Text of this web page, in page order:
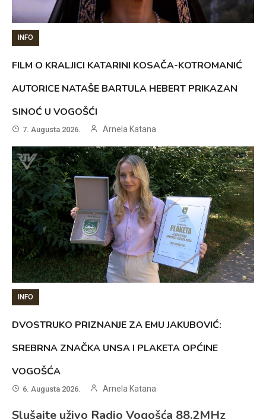
INFO
FILM O KRALJICI KATARINI KOSAČA-KOTROMANIĆ
AUTORICE NATAŠE BARTULA HEBERT PRIKAZAN
SINOĆ U VOGOŠĆI
7. Augusta 2026. Arnela Katana
INFO
DVOSTRUKO PRIZNANJE ZA EMU JAKUBOVIĆ:
SREBRNA ZNAČKA UNSA I PLAKETA OPĆINE
VOGOŠĆA
6. Augusta 2026. Arnela Katana
Slušajte uživo Radio Vogošća 88.2MHz